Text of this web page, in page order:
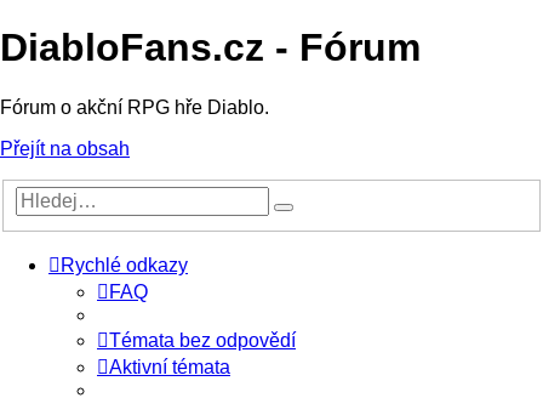
DiabloFans.cz - Fórum
Fórum o akční RPG hře Diablo.
Přejít na obsah
Rychlé odkazy
FAQ
Témata bez odpovědí
Aktivní témata